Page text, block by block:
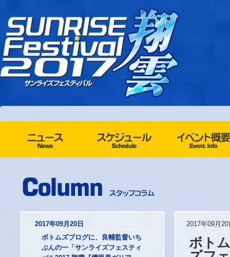
2017年09月20日
ボトムズブログに、良輔監督いち
ぶんの一「サンライズフェスティ
2017年09月20
ボト